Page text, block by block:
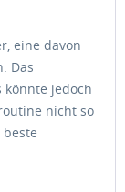
eine davon
Das
könnte jedoch
nicht so